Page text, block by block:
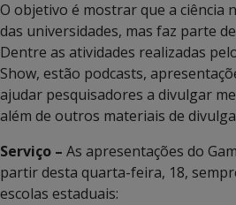
O objetivo é mostrar que a ciência
das universidades, mas faz parte
Dentre as atividades realizadas
Show, estão podcasts,
ajudar pesquisadores a divulgar
além de outros materiais de
Serviço – As apresentações do
partir desta quarta-feira, 18,
escolas estaduais: